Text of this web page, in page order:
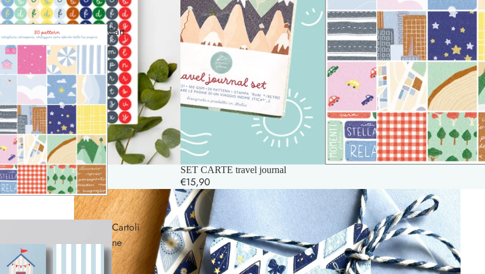
Cart
e
Cartoli
ne
SET CARTE travel journal
€15,90